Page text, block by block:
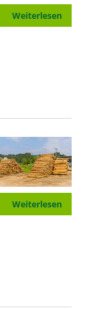
Weiterlesen
Weiterlesen